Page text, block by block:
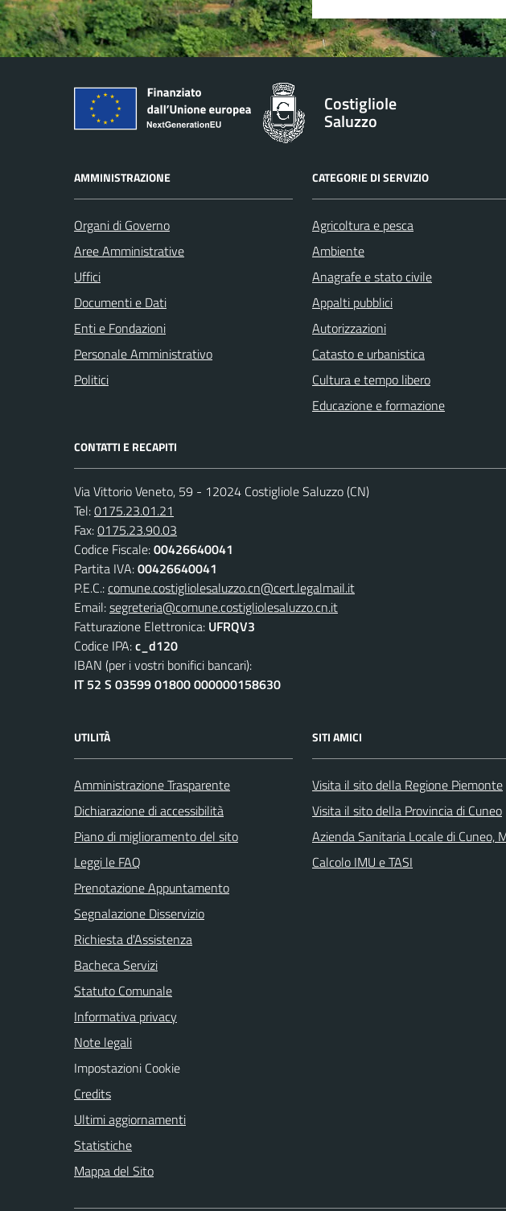
Costigliole
Saluzzo
AMMINISTRAZIONE
Organi di Governo
Aree Amministrative
Uffici
Documenti e Dati
Enti e Fondazioni
Personale Amministrativo
Politici
CATEGORIE DI SERVIZIO
Agricoltura e pesca
Ambiente
Anagrafe e stato civile
Appalti pubblici
Autorizzazioni
Catasto e urbanistica
Cultura e tempo libero
Educazione e formazione
CONTATTI E RECAPITI
Via Vittorio Veneto, 59 - 12024 Costigliole Saluzzo (CN)
Tel:0175.23.01.21
Fax:0175.23.90.03
Codice Fiscale:00426640041
Partita IVA:00426640041
P.E.C.:comune.costigliolesaluzzo.cn@cert.legalmail.it
Email:segreteria@comune.costigliolesaluzzo.cn.it
Fatturazione Elettronica: UFRQV3
Codice IPA:c_d120
IBAN (per i vostri bonifici bancari):
IT 52 S 03599 01800 000000158630
UTILITÀ
Amministrazione Trasparente
Dichiarazione di accessibilità
Piano di miglioramento del sito
Leggi le FAQ
Prenotazione Appuntamento
Segnalazione Disservizio
Richiesta d'Assistenza
Bacheca Servizi
Statuto Comunale
Informativa privacy
Note legali
Impostazioni Cookie
Credits
Ultimi aggiornamenti
Statistiche
Mappa del Sito
SITI AMICI
Visita il sito della Regione Piemonte
Visita il sito della Provincia di Cuneo
Azienda Sanitaria Locale di Cuneo,
Calcolo IMU e TASI